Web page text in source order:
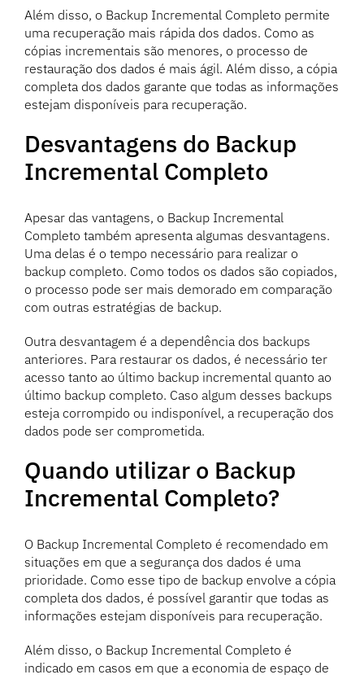
Além disso, o Backup Incremental Completo permite
uma recuperação mais rápida dos dados. Como as
cópias incrementais são menores, o processo de
restauração dos dados é mais ágil. Além disso, a cópia
completa dos dados garante que todas as informações
estejam disponíveis para recuperação.
Desvantagens do Backup
Incremental Completo
Apesar das vantagens, o Backup Incremental
Completo também apresenta algumas desvantagens.
Uma delas é o tempo necessário para realizar o
backup completo. Como todos os dados são copiados,
o processo pode ser mais demorado em comparação
com outras estratégias de backup.
Outra desvantagem é a dependência dos backups
anteriores. Para restaurar os dados, é necessário ter
acesso tanto ao último backup incremental quanto ao
último backup completo. Caso algum desses backups
esteja corrompido ou indisponível, a recuperação dos
dados pode ser comprometida.
Quando utilizar o Backup
Incremental Completo?
O Backup Incremental Completo é recomendado em
situações em que a segurança dos dados é uma
prioridade. Como esse tipo de backup envolve a cópia
completa dos dados, é possível garantir que todas as
informações estejam disponíveis para recuperação.
Além disso, o Backup Incremental Completo é
indicado em casos em que a economia de espaço de